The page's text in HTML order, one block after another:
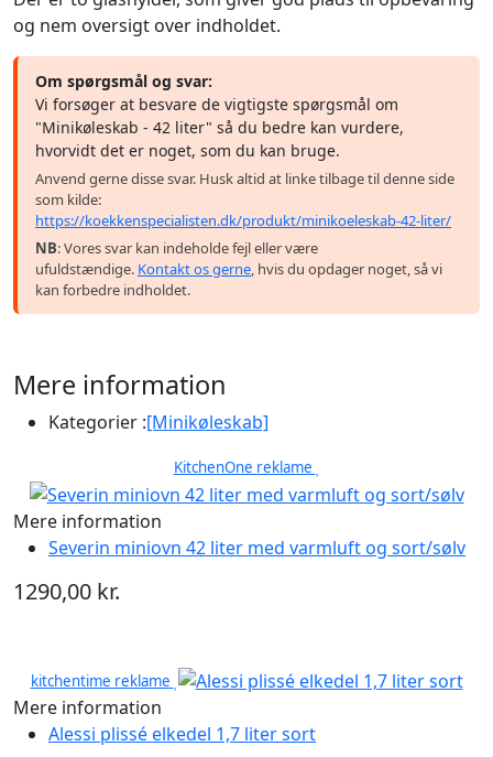
og nem oversigt over indholdet.
Om spørgsmål og svar:
Vi forsøger at besvare de vigtigste spørgsmål om
"Minikøleskab - 42 liter" så du bedre kan vurdere,
hvorvidt det er noget, som du kan bruge.
Anvend gerne disse svar. Husk altid at linke tilbage til denne side
som kilde:
https://koekkenspecialisten.dk/produkt/minikoeleskab-42-liter/
NB: Vores svar kan indeholde fejl eller være
ufuldstændige. Kontakt os gerne, hvis du opdager noget, så vi
kan forbedre indholdet.
Mere information
Kategorier :[Minikøleskab]
KitchenOne reklame
Mere information
Severin miniovn 42 liter med varmluft og sort/sølv
1290,00 kr.
kitchentime reklame
Mere information
Alessi plissé elkedel 1,7 liter sort